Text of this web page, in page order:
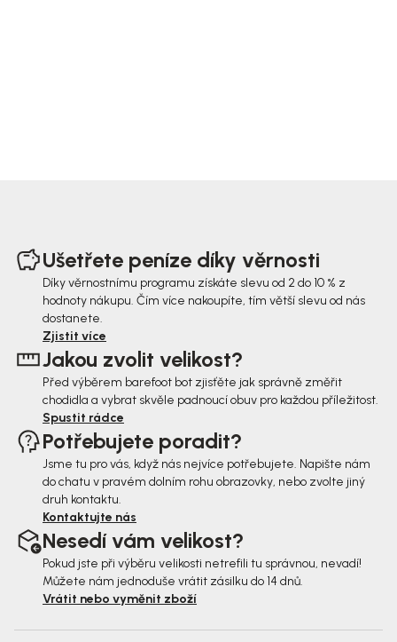
Ušetřete peníze díky věrnosti
Díky věrnostnímu programu získáte slevu od 2 do 10 % z
hodnoty nákupu. Čím více nakoupíte, tím větší slevu od nás
dostanete.
Zjistit více
Jakou zvolit velikost?
Před výběrem barefoot bot zjisťěte jak správně změřit
chodidla a vybrat skvěle padnoucí obuv pro každou příležitost.
Spustit rádce
Potřebujete poradit?
Jsme tu pro vás, když nás nejvíce potřebujete. Napište nám
do chatu v pravém dolním rohu obrazovky, nebo zvolte jiný
druh kontaktu.
Kontaktujte nás
Nesedí vám velikost?
Pokud jste při výběru velikosti netrefili tu správnou, nevadí!
Můžete nám jednoduše vrátit zásilku do 14 dnů.
Vrátit nebo vyměnit zboží